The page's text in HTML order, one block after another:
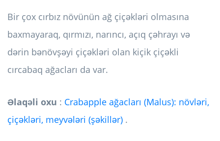
Bir çox cırbız növünün ağ çiçəkləri olmasına
baxmayaraq, qırmızı, narıncı, açıq çəhrayı və
dərin bənövşəyi çiçəkləri olan kiçik çiçəkli
cırcabaq ağacları da var.
Əlaqəli oxu : Crabapple ağacları (Malus): növləri,
çiçəkləri, meyvələri (şəkillər) .